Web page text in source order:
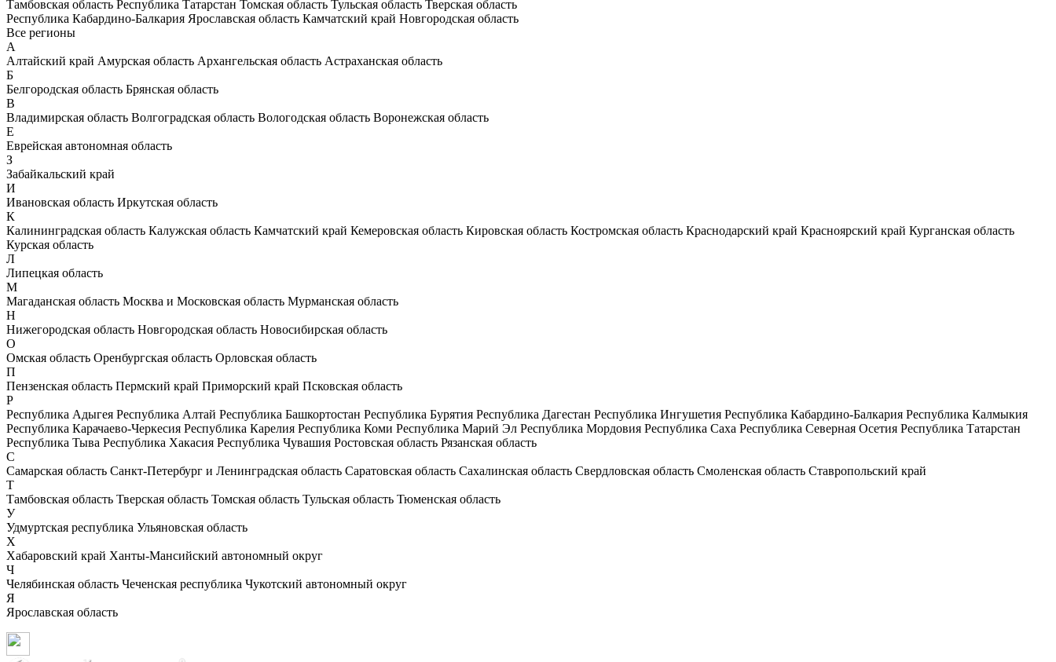
Тамбовская область Республика Татарстан Томская область Тульская область Тверская область
Республика Кабардино-Балкария Ярославская область Камчатский край Новгородская область
Все регионы
А
Алтайский край Амурская область Архангельская область Астраханская область
Б
Белгородская область Брянская область
В
Владимирская область Волгоградская область Вологодская область Воронежская область
Е
Еврейская автономная область
З
Забайкальский край
И
Ивановская область Иркутская область
К
Калининградская область Калужская область Камчатский край Кемеровская область Кировская область Костромская область Краснодарский край Красноярский край Курганская область
Курская область
Л
Липецкая область
М
Магаданская область Москва и Московская область Мурманская область
Н
Нижегородская область Новгородская область Новосибирская область
О
Омская область Оренбургская область Орловская область
П
Пензенская область Пермский край Приморский край Псковская область
Р
Республика Адыгея Республика Алтай Республика Башкортостан Республика Бурятия Республика Дагестан Республика Ингушетия Республика Кабардино-Балкария Республика Калмыкия
Республика Карачаево-Черкесия Республика Карелия Республика Коми Республика Марий Эл Республика Мордовия Республика Саха Республика Северная Осетия Республика Татарстан
Республика Тыва Республика Хакасия Республика Чувашия Ростовская область Рязанская область
С
Самарская область Санкт-Петербург и Ленинградская область Саратовская область Сахалинская область Свердловская область Смоленская область Ставропольский край
Т
Тамбовская область Тверская область Томская область Тульская область Тюменская область
У
Удмуртская республика Ульяновская область
Х
Хабаровский край Ханты-Мансийский автономный округ
Ч
Челябинская область Чеченская республика Чукотский автономный округ
Я
Ярославская область